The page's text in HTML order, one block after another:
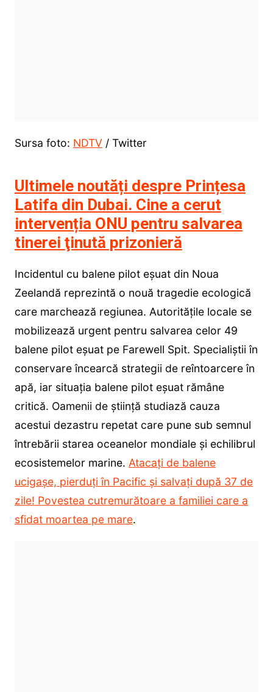
Sursa foto: NDTV/ Twitter
Ultimele noutăți despre Prințesa
Latifa din Dubai. Cine a cerut
intervenția ONU pentru salvarea
tinerei ţinută prizonieră
Incidentul cu balene pilot eșuat din Noua
Zeelandă reprezintă o nouă tragedie ecologică
care marchează regiunea. Autoritățile locale se
mobilizează urgent pentru salvarea celor 49
balene pilot eșuat pe Farewell Spit. Specialiștii în
conservare încearcă strategii de reîntoarcere în
apă, iar situația balene pilot eșuat rămâne
critică. Oamenii de știință studiază cauza
acestui dezastru repetat care pune sub semnul
întrebării starea oceanelor mondiale și echilibrul
ecosistemelor marine. Atacați de balene
ucigașe, pierduți în Pacific și salvați după 37 de
zile! Povestea cutremurătoare a familiei care a
sfidat moartea pe mare.